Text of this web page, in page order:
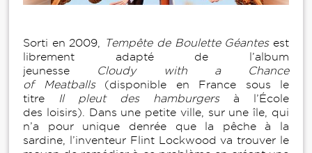
Sorti en 2009, Tempête de Boulette Géantesest
librement adapté de l’album
jeunesse
Cloudy with a Chance
of Meatballs(disponible en France sous le
titre
Il pleut des hamburgersà l’École
des loisirs). Dans une petite ville, sur une île, qui
n’a pour unique denrée que la pêche à la
sardine, l’inventeur Flint Lockwood va trouver le